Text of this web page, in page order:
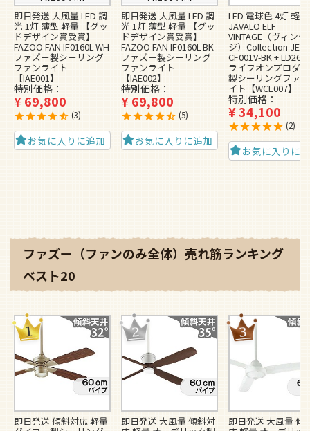
即日発送 大風量 LED 調
光 1灯 薄型 軽量 【グッ
ドデザイン賞受賞】
FAZOO FAN IF0160L-WH
ファズー製シーリング
ファンライト
【IAE001】
特別価格
¥69,800
3
お気に入りに追加
即日発送 大風量 LED 調
光 1灯 薄型 軽量 【グッ
ドデザイン賞受賞】
FAZOO FAN IF0160L-BK
ファズー製シーリング
ファンライト
【IAE002】
特別価格
¥69,800
5
お気に入りに追加
LED 電球色 4灯 軽量
JAVALO ELF
VINTAGE（ヴィンテ
ジ）Collection JE-
CF001V-BK +
ライフオンプロダ
製シーリングファ
イト【WCE007】
特別価格
¥34,100
2
お気に入りに
ファズー（ファンのみ全体）売れ筋ランキング
ベスト20
即日発送 傾斜対応 軽量 即日発送 大風量 傾斜対 即日発送 大風量 傾